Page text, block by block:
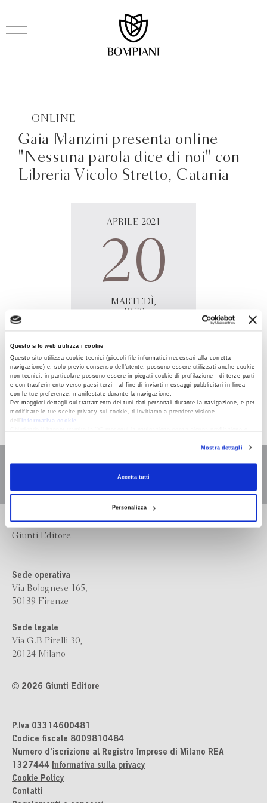
Questo sito web utilizza i cookie
Questo sito utilizza cookie tecnici (piccoli file informatici necessari alla corretta
navigazione) e, solo previo consenso dell’utente, possono essere utilizzati anche cookie
non tecnici, in particolare possono essere impiegati cookie di profilazione - di terze parti
e con trasferimento verso paesi terzi - al fine di inviarti messaggi pubblicitari in linea
con le tue preferenze, manifestate durante la navigazione.
Per maggiori dettagli sul trattamento dei tuoi dati personali durante la navigazione, e per
modificare le tue scelte privacy sui cookie, ti invitiamo a prendere visione
dell’
informativa cookie
RevocaMostra dettagli
Accetta tutti
Personalizza
— ONLINE
Gaia Manzini presenta online
"Nessuna parola dice di noi" con
Libreria Vicolo Stretto, Catania
APRILE 2021
20
MARTEDÌ,
19:30
Gaia Manzinipresenta online Nessuna parola dice di noiin
direttaFacebookLibreria Vicolo Stretto, Catania.
Bompiani è un marchio
Giunti Editore
Sede operativa
Via Bolognese 165,
50139 Firenze
Sede legale
Via G.B.Pirelli 30,
20124 Milano
2026 Giunti Editore
P.Iva 03314600481
Codice fiscale 8009810484
Numero d'iscrizione al Registro Imprese di Milano REA
1327444 Informativa sulla privacy
Cookie Policy
Contatti